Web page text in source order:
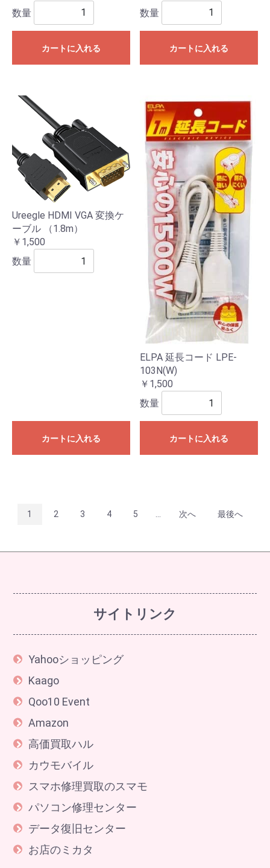
数量
カートに入れる
数量
カートに入れる
Ureegle HDMI VGA 変換ケ
ーブル （1.8m）
￥1,500
数量
カートに入れる
ELPA 延長コード LPE-
103N(W)
￥1,500
数量
カートに入れる
1 2 3 4 5 ... 次へ 最後へ
サイトリンク
Yahooショッピング
Kaago
Qoo10 Event
Amazon
高価買取ハル
カウモバイル
スマホ修理買取のスマモ
パソコン修理センター
データ復旧センター
お店のミカタ